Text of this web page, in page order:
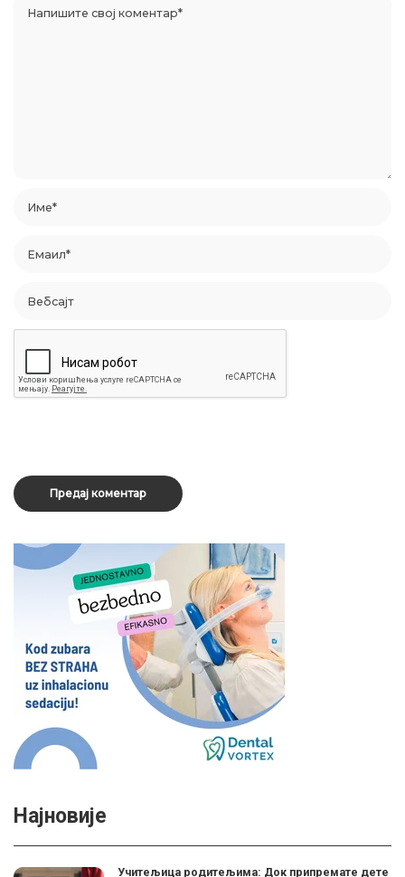
Најновије
Учитељица родитељима: Док припремате дете